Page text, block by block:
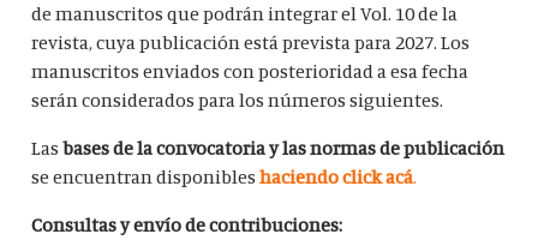
de manuscritos que podrán integrar el Vol. 10 de la
revista, cuya publicación está prevista para 2027. Los
manuscritos enviados con posterioridad a esa fecha
serán considerados para los números siguientes.
Lasbases de la convocatoria y las normas de publicación
se encuentran disponibleshaciendo click acá.
Consultas y envío de contribuciones: